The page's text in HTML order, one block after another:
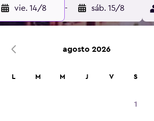
vie. 14/8 - sáb. 15/8
de hoteles y alojamientos.
agosto 2026
L M M J V S
1